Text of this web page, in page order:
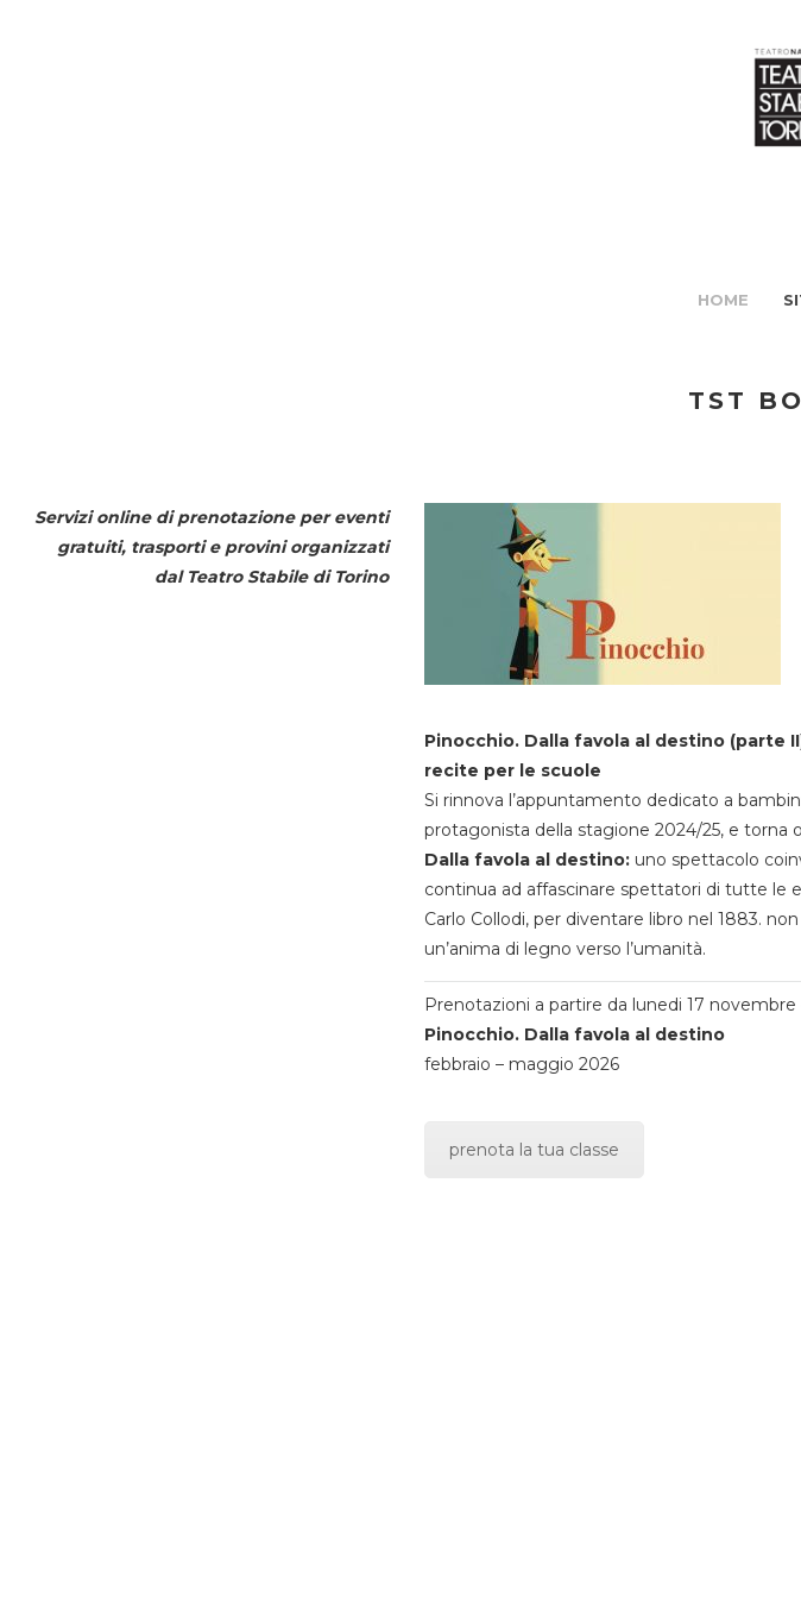
HOME
TST
Servizi online di prenotazione per eventi
gratuiti, trasporti e provini organizzati
dal Teatro Stabile di Torino
Pinocchio. Dalla favola al destino (parte
recite per le scuole
Si rinnova l’appuntamento dedicato a
protagonista della stagione 2024/25, e torna
Dalla favola al destino:uno spettacolo
continua ad affascinare spettatori di tutte le
Carlo Collodi, per diventare libro nel 1883.
un’anima di legno verso l’umanità.
Prenotazioni a partire da lunedi 17 novembre
Pinocchio. Dalla favola al destino
febbraio – maggio 2026
prenota la tua classe